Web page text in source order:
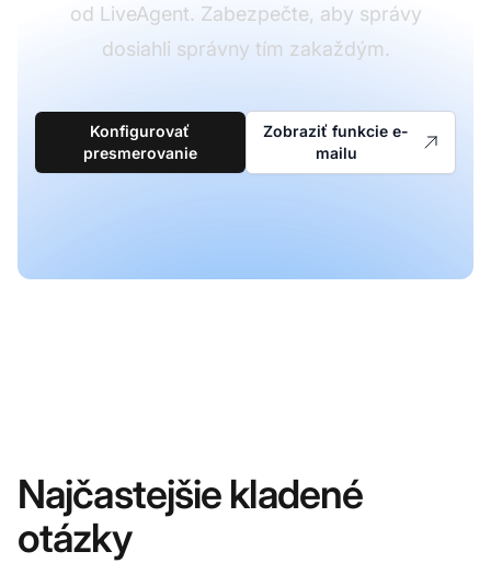
od LiveAgent. Zabezpečte, aby správy
dosiahli správny tím zakaždým.
Konfigurovať
presmerovanie
Zobraziť funkcie e-
mailu
Najčastejšie kladené
otázky